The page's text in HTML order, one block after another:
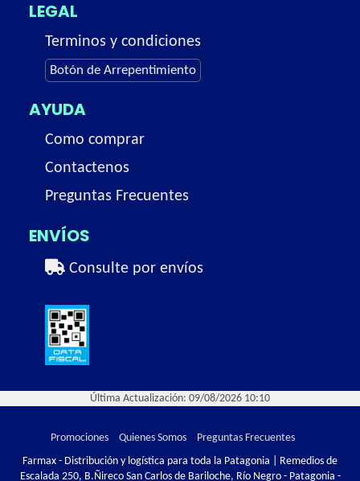
LEGAL
Terminos y condiciones
Botón de Arrepentimiento
AYUDA
Como comprar
Contactenos
Preguntas Frecuentes
ENVÍOS
Consulte por envíos
Última Actualización: 09/08/2026 10:10
Promociones Quienes Somos
Preguntas Frecuentes
Farmax - Distribución y logística para toda la Patagonia | Remedios de
Escalada 250, B.Ñireco San Carlos de Bariloche, Río Negro - Patagonia -